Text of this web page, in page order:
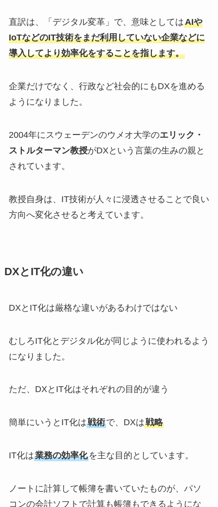
直訳は、「デジタル変革」で、意味としてはAIや
IoTなどのIT技術をまだ利用していない企業などに
導入してより効率化をすることを指します。
企業だけでなく、行政など社会的にもDXを進める
ようになりました。
2004年にスウェーデンのウメオ大学のエリック・
ストルターマン教授がDXという言葉の生みの親と
されています。
教授自身は、IT技術が人々に浸透させることで良い
方向へ変化させると考えています。
DXとIT化の違い
DXとIT化は厳格な違いがあるわけではない
むしろIT化とデジタル化が同じように使われるよう
になりました。
ただ、DXとIT化はそれぞれの目的が違う
簡単にいうとIT化は戦術で、DXは戦略
IT化は業務の効率化を主な目的としています。
ノートに計算して帳簿を書いていたものが、パソ
コンの会計ソフトで計算も帳簿もできるようにな